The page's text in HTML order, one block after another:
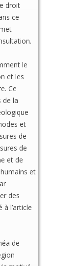
droit
ce
le
et les
Ce
de la
et
de
de
et de
et
des
l’article
de